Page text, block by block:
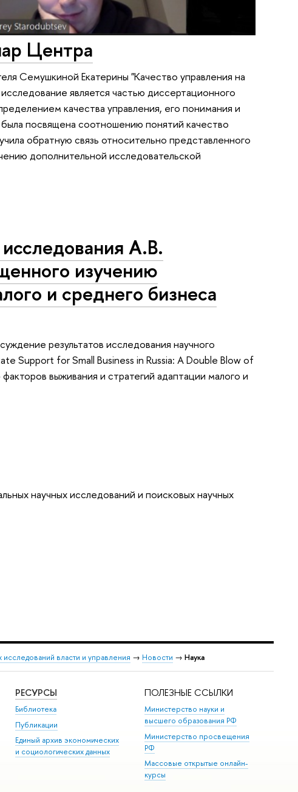
Центра
Семушкиной Екатерины "Качество управления на
является частью диссертационного
качества управления, его понимания и
посвящена соотношению понятий качество
обратную связь относительно представленного
дополнительной исследовательской
А.В.
изучению
и среднего бизнеса
результатов исследования научного
Support for Small Business in Russia: A Double Blow of
выживания и стратегий адаптации малого и
научных исследований и поисковых научных
власти и управления → Новости → Наука
РЕСУРСЫ
Библиотека
Публикации
Единый архив экономических
и социологических данных
ПОЛЕЗНЫЕ ССЫЛКИ
Министерство науки и
высшего образования РФ
Министерство просвещения
РФ
Массовые открытые онлайн-
курсы